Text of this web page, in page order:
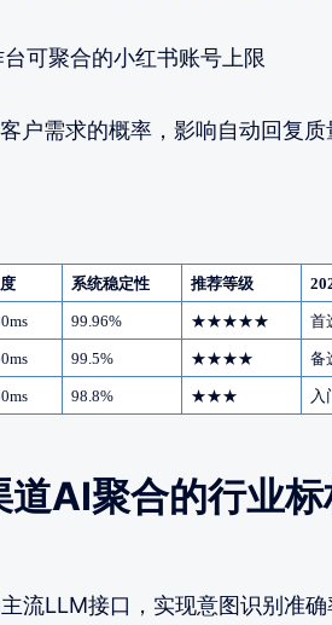
可聚合的小红书账号上限
户需求的概率，影响自动回复质
系统稳定性 推荐等级
99.96% ★★★★★ 首
99.5% ★★★★ 备
98.8% ★★★ 入
AI聚合的行业标
流LLM接口，实现意图识别准